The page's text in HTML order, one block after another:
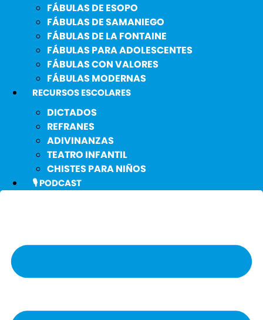
FÁBULAS DE ESOPO
FÁBULAS DE SAMANIEGO
FÁBULAS DE LA FONTAINE
FÁBULAS PARA ADOLESCENTES
FÁBULAS CON VALORES
FÁBULAS MODERNAS
RECURSOS ESCOLARES
DICTADOS
REFRANES
ADIVINANZAS
TEATRO INFANTIL
CHISTES PARA NIÑOS
🎙️ PODCAST